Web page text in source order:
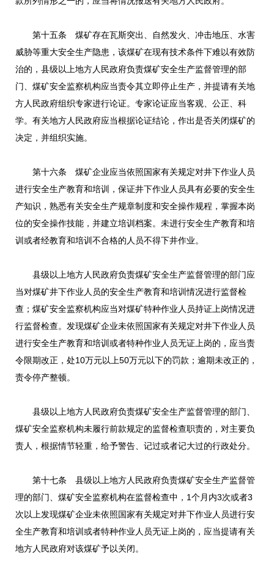
第十五条 煤矿存在瓦斯突出、自然发火、冲击地压、水害
威胁等重大安全生产隐患，该煤矿在现有技术条件下难以有效防
治的，县级以上地方人民政府负责煤矿安全生产监督管理的部
门、煤矿安全监察机构应当责令其立即停止生产，并提请有关地
方人民政府组织专家进行论证。专家论证应当客观、公正、科
学。有关地方人民政府应当根据论证结论，作出是否关闭煤矿的
决定，并组织实施。
第十六条 煤矿企业应当依照国家有关规定对井下作业人员
进行安全生产教育和培训，保证井下作业人员具有必要的安全生
产知识，熟悉有关安全生产规章制度和安全操作规程，掌握本岗
位的安全操作技能，并建立培训档案。未进行安全生产教育和培
训或者经教育和培训不合格的人员不得下井作业。
县级以上地方人民政府负责煤矿安全生产监督管理的部门应
当对煤矿井下作业人员的安全生产教育和培训情况进行监督检
查；煤矿安全监察机构应当对煤矿特种作业人员持证上岗情况进
行监督检查。发现煤矿企业未依照国家有关规定对井下作业人员
进行安全生产教育和培训或者特种作业人员无证上岗的，应当责
令限期改正，处10万元以上50万元以下的罚款；逾期未改正的，
责令停产整顿。
县级以上地方人民政府负责煤矿安全生产监督管理的部门、
煤矿安全监察机构未履行前款规定的监督检查职责的，对主要负
责人，根据情节轻重，给予警告、记过或者记大过的行政处分。
第十七条 县级以上地方人民政府负责煤矿安全生产监督管
理的部门、煤矿安全监察机构在监督检查中，1个月内3次或者3
次以上发现煤矿企业未依照国家有关规定对井下作业人员进行安
全生产教育和培训或者特种作业人员无证上岗的，应当提请有关
地方人民政府对该煤矿予以关闭。